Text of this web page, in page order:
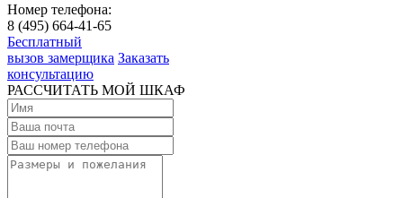
Номер телефона:
8 (495) 664-41-65
Бесплатный
вызов замерщика Заказать
консультацию
РАССЧИТАТЬ МОЙ ШКАФ